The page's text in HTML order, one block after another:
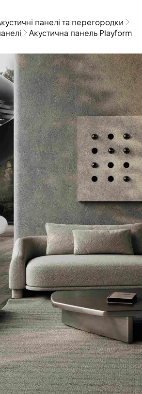
панелі та перегородки
Акустична панель Playform